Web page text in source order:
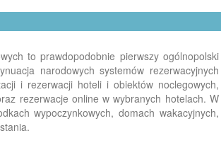
to prawdopodobnie pierwszy ogólnopolski
narodowych systemów rezerwacyjnych
i rezerwacji hoteli i obiektów noclegowych,
rezerwacje online w wybranych hotelach. W
wypoczynkowych, domach wakacyjnych,